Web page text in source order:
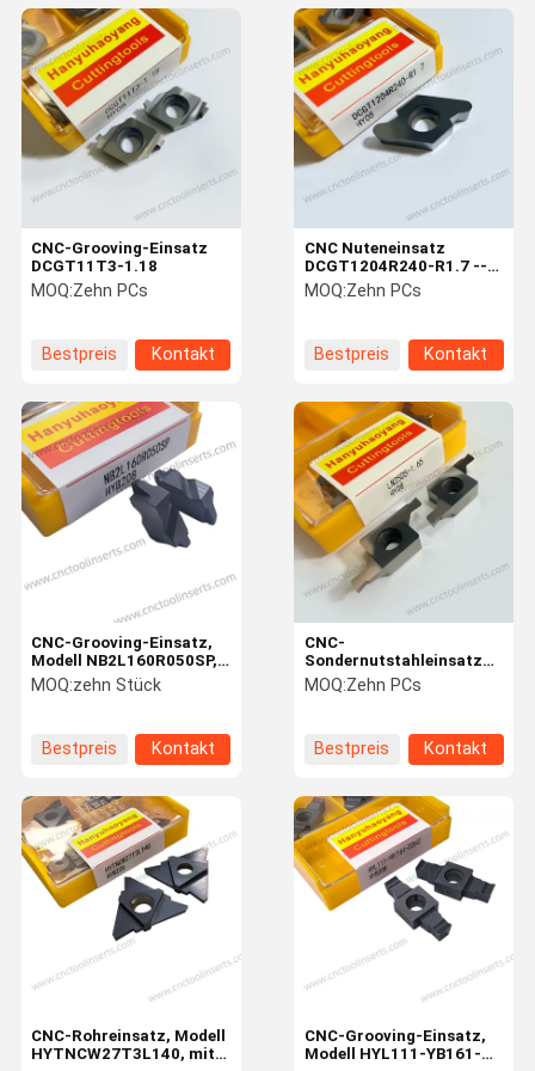
Werksbesich
CNC Nuteneinsatz
DCGT1204R240-R1.7 --
Unbeschichtet, für
Aluminium.
MOQ:Zehn PCs
Bestpreis Kontakt
CNC-Grooving-Einsatz
DCGT11T3-1.18
MOQ:Zehn PCs
Bestpreis Kontakt
CNC-
Sondernutstahleinsatz
LN2505-1.65 –
Unbeschichtet, für
MOQ:Zehn PCs
Bestpreis Kontakt
CNC-Grooving-Einsatz,
Modell NB2L160R050SP,
mit PVD-Beschichtung
HYB208, geeignet für die
zu bearbeitenden
Materialien mit
Ausnahme von
MOQ:zehn Stück
Bestpreis Kontakt
CNC-Grooving-Einsatz,
Modell HYL111-YB161-
CNC-Rohreinsatz, Modell
HYTNCW27T3L140, mit